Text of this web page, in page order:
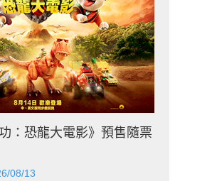
：恐龍大電影》預售隨票
08/13